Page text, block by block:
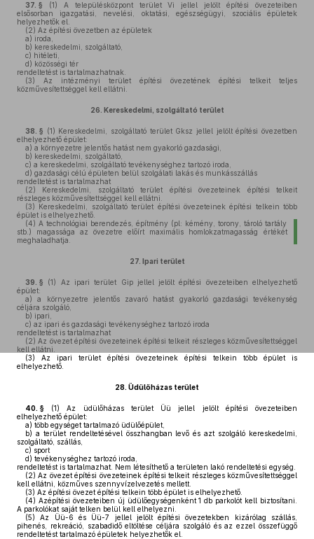
37. § (1) A településközpont terület Vi jellel jelölt építési övezeteiben
elsősorban igazgatási, nevelési, oktatási, egészségügyi, szociális épületek
helyezhetők el.
(2) Az építési övezetben az épületek
a) iroda,
b) kereskedelmi, szolgáltató,
c) hitéleti,
d) közösségi tér
rendeltetést is tartalmazhatnak.
(3) Az intézményi terület építési övezetének építési telkeit teljes
közművesítettséggel kell ellátni.
26. Kereskedelmi, szolgáltató terület
38. § (1) Kereskedelmi, szolgáltató terület Gksz jellel jelölt építési övezetben
elhelyezhető épület:
a) a környezetre jelentős hatást nem gyakorló gazdasági,
b) kereskedelmi, szolgáltató,
c) a kereskedelmi, szolgáltató tevékenységhez tartozó iroda,
d) gazdasági célú épületen belül szolgálati lakás és munkásszállás
rendeltetést is tartalmazhat
(2) Kereskedelmi, szolgáltató terület építési övezeteinek építési telkeit
részleges közművesítettséggel kell ellátni.
(3) Kereskedelmi, szolgáltató terület építési övezeteinek építési telkein több
épület is elhelyezhető.
(4) A technológiai berendezés, építmény (pl: kémény, torony, tároló tartály
stb.) magassága az övezetre előírt maximális homlokzatmagasság értékét
meghaladhatja.
27. Ipari terület
39. § (1)
Az ipari terület Gip jellel jelölt építési övezeteiben elhelyezhető
épület:
a) a környezetre jelentős zavaró hatást gyakorló gazdasági tevékenység
céljára szolgáló,
b) ipari,
c) az ipari és gazdasági tevékenységhez tartozó iroda
rendeltetést is tartalmazhat
(2) Az övezet építési övezeteinek építési telkeit részleges közművesítettséggel
kell ellátni.
(3) Az ipari terület építési övezeteinek építési telkein több épület is
elhelyezhető.
28. Üdülőházas terület
40. § (1)
Az üdülőházas terület Üü jellel jelölt építési övezeteiben
elhelyezhető épület:
a) több egységet tartalmazó üdülőépület,
b) a terület rendeltetésével összhangban levő és azt szolgáló kereskedelmi,
szolgáltató, szállás,
c) sport
d) tevékenységhez tartozó iroda,
rendeltetést is tartalmazhat. Nem létesíthető a területen lakó rendeltetési egység.
(2) Az övezet építési övezeteinek építési telkeit részleges közművesítettséggel
kell ellátni, közműves szennyvízelvezetés mellett.
(3) Az építési övezet építési telkein több épület is elhelyezhető.
(4) Azépítési övezeteiben új üdülőegységenként 1 db parkolót kell biztosítani.
A parkolókat saját telken belül kell elhelyezni.
(5) Az Üü-6 és Üü-7 jellel jelölt építési övezetekben kizárólag szállás,
pihenés, rekreáció, szabadidő eltöltése céljára szolgáló és az ezzel összefüggő
rendeltetést tartalmazó épületek helyezhetők el.